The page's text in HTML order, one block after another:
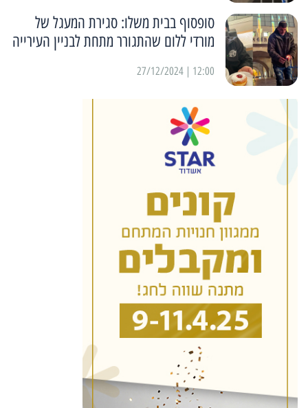
סופסוף בבית משלו: סגירת המעגל של
מורדי ללום שהתגורר מתחת לבניין העירייה
12:00 | 27/12/2024